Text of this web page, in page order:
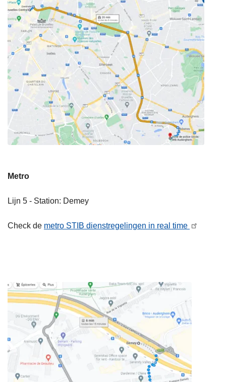
Metro
Lijn 5 - Station: Demey
Check de metro STIB dienstregelingen in real time